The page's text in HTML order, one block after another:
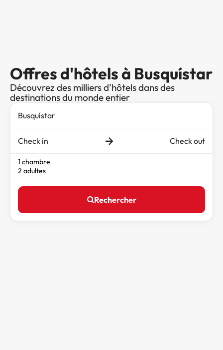
Offres d'hôtels à Busquístar
Découvrez des milliers d’hôtels dans des
destinations du monde entier
Check in Check out
1 chambre
2 adultes
Rechercher